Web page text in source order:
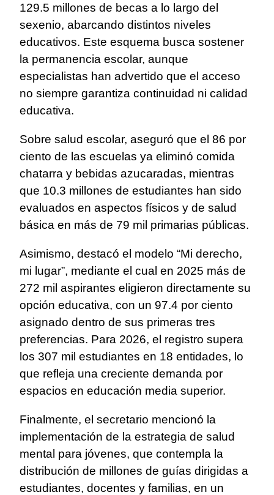
129.5 millones de becas a lo largo del
sexenio, abarcando distintos niveles
educativos. Este esquema busca sostener
la permanencia escolar, aunque
especialistas han advertido que el acceso
no siempre garantiza continuidad ni calidad
educativa.
Sobre salud escolar, aseguró que el 86 por
ciento de las escuelas ya eliminó comida
chatarra y bebidas azucaradas, mientras
que 10.3 millones de estudiantes han sido
evaluados en aspectos físicos y de salud
básica en más de 79 mil primarias públicas.
Asimismo, destacó el modelo “Mi derecho,
mi lugar”, mediante el cual en 2025 más de
272 mil aspirantes eligieron directamente su
opción educativa, con un 97.4 por ciento
asignado dentro de sus primeras tres
preferencias. Para 2026, el registro supera
los 307 mil estudiantes en 18 entidades, lo
que refleja una creciente demanda por
espacios en educación media superior.
Finalmente, el secretario mencionó la
implementación de la estrategia de salud
mental para jóvenes, que contempla la
distribución de millones de guías dirigidas a
estudiantes, docentes y familias, en un